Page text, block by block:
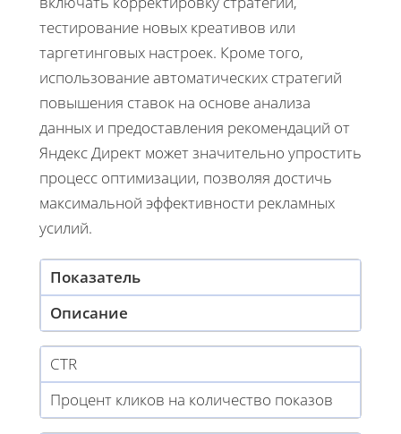
тестирование новых креативов или
таргетинговых настроек. Кроме того,
использование автоматических стратегий
повышения ставок на основе анализа
данных и предоставления рекомендаций от
Яндекс Директ может значительно упростить
процесс оптимизации, позволяя достичь
максимальной эффективности рекламных
усилий.
Показатель
Описание
CTR
Процент кликов на количество показов